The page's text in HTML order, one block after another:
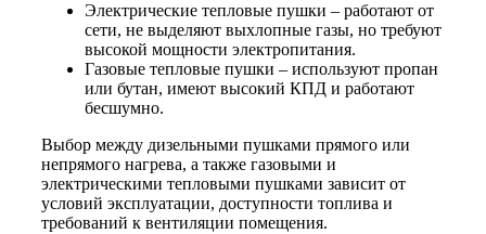
Электрические тепловые пушки – работают от
сети, не выделяют выхлопные газы, но требуют
высокой мощности электропитания.
Газовые тепловые пушки – используют пропан
или бутан, имеют высокий КПД и работают
бесшумно.
Выбор между дизельными пушками прямого или
непрямого нагрева, а также газовыми и
электрическими тепловыми пушками зависит от
условий эксплуатации, доступности топлива и
требований к вентиляции помещения.